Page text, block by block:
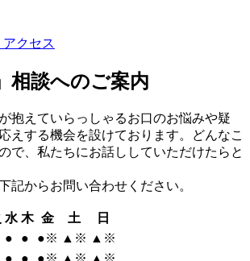
クセス
相談へのご案内
抱えていらっしゃるお口のお悩みや疑
えする機会を設けております。どんなこ
で、私たちにお話ししていただけたらと
記からお問い合わせください。
水 木 金 土
日
● ● ●※ ▲ ※ ▲ ※
● ● ●※ ▲ ※ ▲ ※